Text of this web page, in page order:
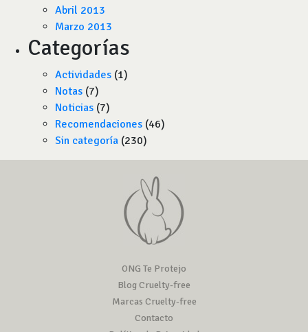
Abril 2013
Marzo 2013
Categorías
Actividades (1)
Notas (7)
Noticias (7)
Recomendaciones (46)
Sin categoría (230)
ONG Te Protejo
Blog Cruelty-free
Marcas Cruelty-free
Contacto